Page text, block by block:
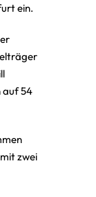
ein.
auf 54
zwei